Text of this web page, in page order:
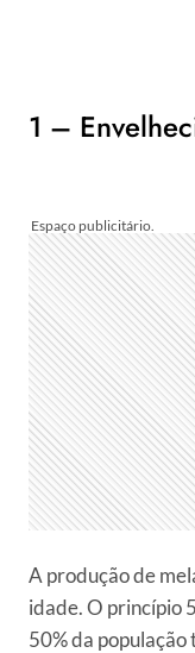
1 –
A produção de
idade. O princípio
50% da população